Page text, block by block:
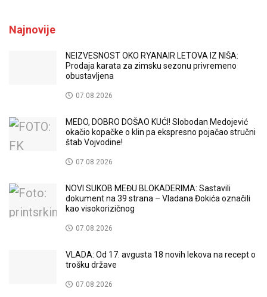
Najnovije
NEIZVESNOST OKO RYANAIR LETOVA IZ NIŠA:
Prodaja karata za zimsku sezonu privremeno
obustavljena
07.08.2026
MEDO, DOBRO DOŠAO KUĆI! Slobodan Medojević
okačio kopačke o klin pa ekspresno pojačao stručni
štab Vojvodine!
07.08.2026
NOVI SUKOB MEĐU BLOKADERIMA: Sastavili
dokument na 39 strana – Vladana Đokića označili
kao visokorizičnog
07.08.2026
VLADA: Od 17. avgusta 18 novih lekova na recept o
trošku države
07.08.2026